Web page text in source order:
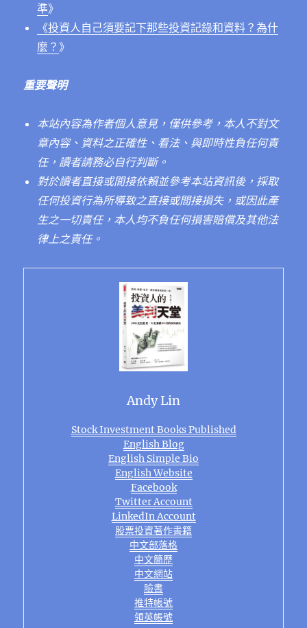
準》
《投資人自己須要記下那些投資記錄和資料？為什
麼？》
重要聲明
本站內容為作者個人意見，僅供參考，本人不對文
章內容、資料之正確性、看法、與即時性負任何責
任，讀者請務必自行判斷。
對於讀者直接或間接依賴並參考本站資訊後，採取
任何投資行為所導致之直接或間接損失，或因此產
生之一切責任，本人均不負任何損害賠償及其他法
律上之責任。
Andy Lin
Stock Investment Books Published
English Blog
English Simple Bio
English Website
Facebook
Twitter Account
LinkedIn Account
股票投資著作書籍
中文部落格
中文簡歷
中文網站
臉書
推特帳號
領英帳號